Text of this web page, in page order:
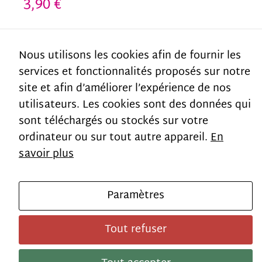
3,90€
SKU:B2.PAV.204-1-1
Category:ventes-speciales
Additional information
Weight 380 g
© Apel – Jean23 – Tous droits réservés
[Haut de la page]
Nous utilisons les cookies afin de fournir les
services et fonctionnalités proposés sur notre
site et afin d’améliorer l’expérience de nos
utilisateurs. Les cookies sont des données qui
sont téléchargés ou stockés sur votre
ordinateur ou sur tout autre appareil.En
savoir plus
Paramètres
Tout refuser
used.
Experience
In order for
our website
as well as
possible
during your
visit. If you
refuse these